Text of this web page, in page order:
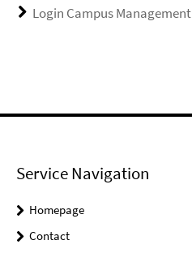
Login Campus Management
Service Navigation
Homepage
Contact